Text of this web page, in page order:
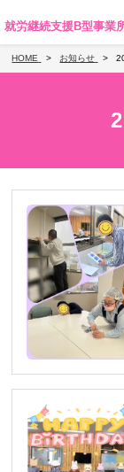
就労継続支援B型事業
HOME お知らせ